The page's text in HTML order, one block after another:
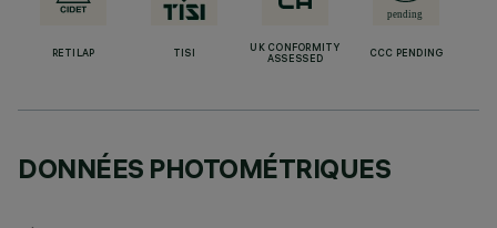
RETILAP TISI
UK CONFORMITY
ASSESSED
CCC PENDING
DONNÉES PHOTOMÉTRIQUES